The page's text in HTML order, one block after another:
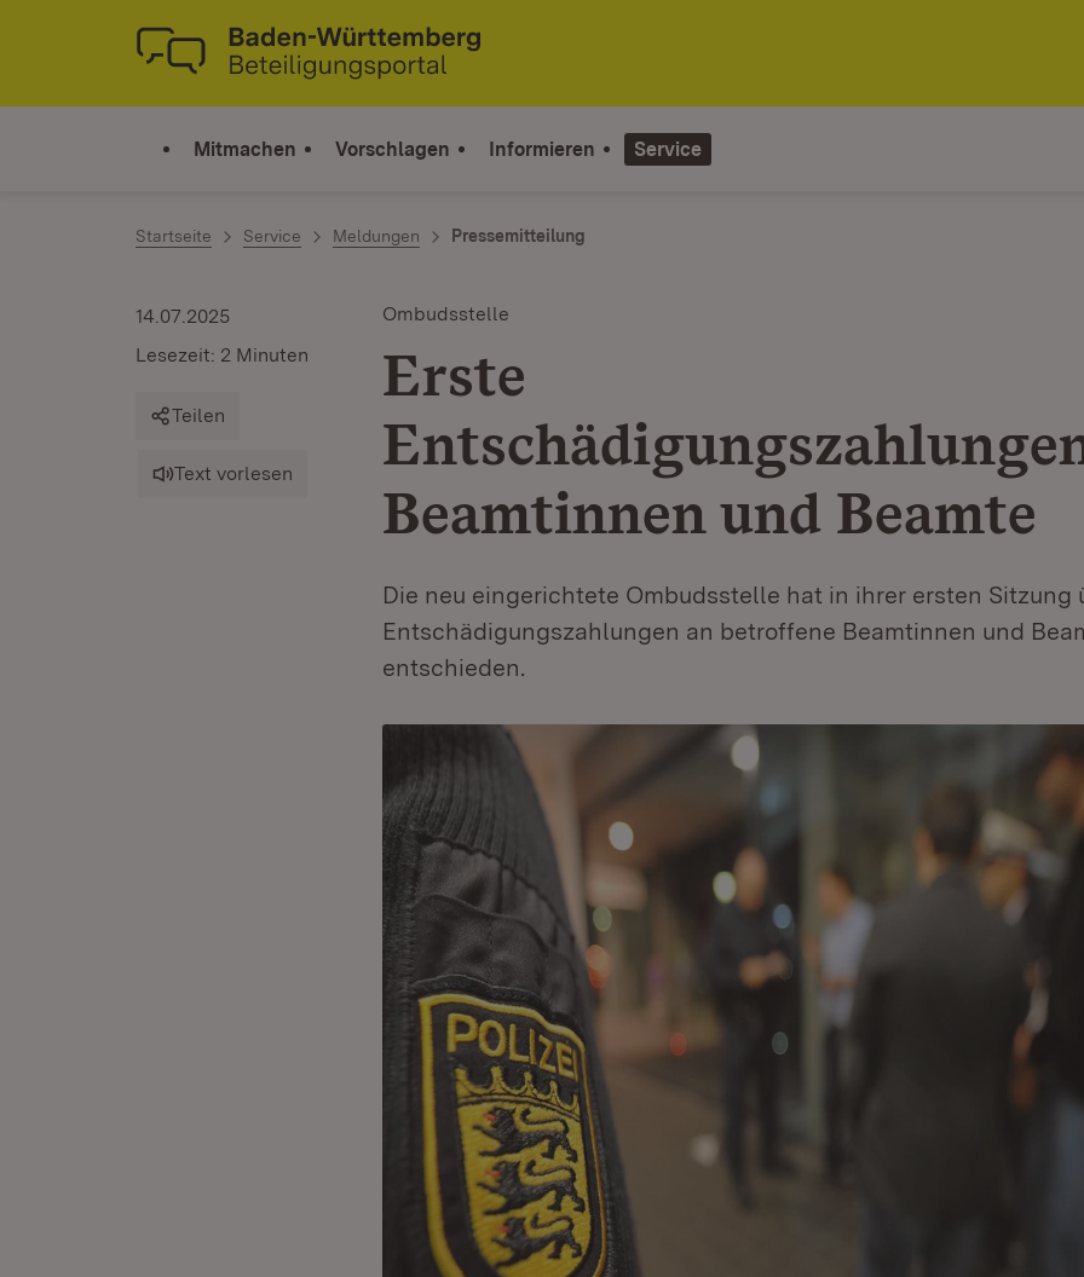
Zum Inhalt springen
Link zur Startseite
Mitmachen Vorschlagen Informieren Service
Startseite Service Meldungen Pressemitteilung
Ombudsstelle
Erste
Beamtinnen und Beamte
Die neu eingerichtete Ombudsstelle hat in ihrer ersten Sitzung
Entschädigungszahlungen an betroffene Beamtinnen und
entschieden.
14.07.2025
Lesezeit: 2 Minuten
Teilen
Text vorlesen